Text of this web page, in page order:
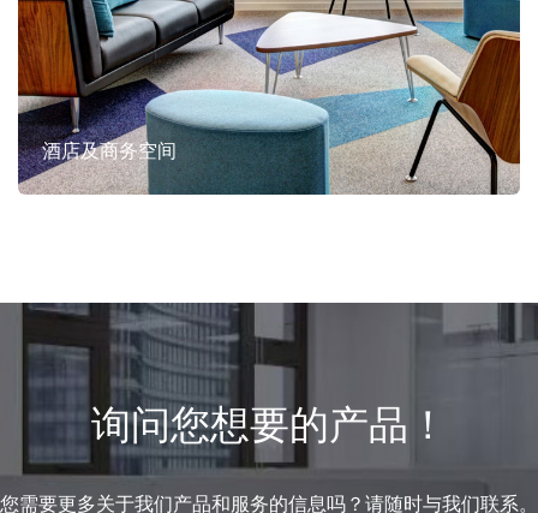
酒店及商务空间
询问您想要的产品！
您需要更多关于我们产品和服务的信息吗？请随时与我们联系。